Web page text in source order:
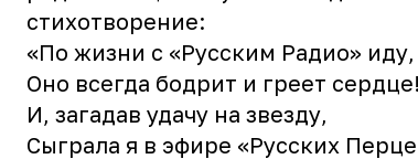
стихотворение:
«По жизни с «Русским Радио» иду,
Оно всегда бодрит и греет сердце!
И, загадав удачу на звезду,
Сыграла я в эфире «Русских